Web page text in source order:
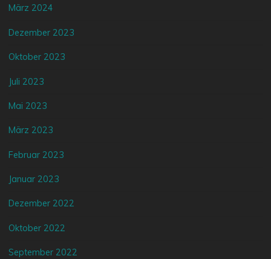
März 2024
Dezember 2023
Oktober 2023
Juli 2023
Mai 2023
März 2023
Februar 2023
Januar 2023
Dezember 2022
Oktober 2022
September 2022